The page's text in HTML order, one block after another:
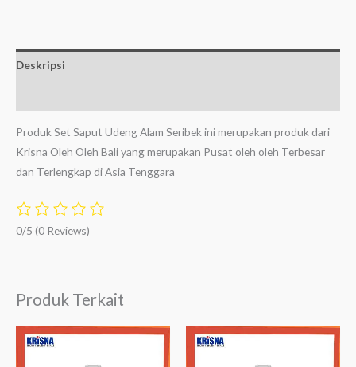
Deskripsi
Produk Set Saput Udeng Alam Seribek ini merupakan produk dari
Krisna Oleh Oleh Bali yang merupakan Pusat oleh oleh Terbesar
dan Terlengkap di Asia Tenggara
0/5 (0 Reviews)
Produk Terkait